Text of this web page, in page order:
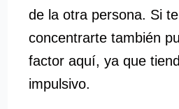
de la otra persona. Si
concentrarte también
factor aquí, ya que
impulsivo.